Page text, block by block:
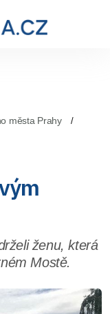
města Prahy
ženu, která
Mostě.